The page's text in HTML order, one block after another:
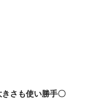
さも使い勝手〇